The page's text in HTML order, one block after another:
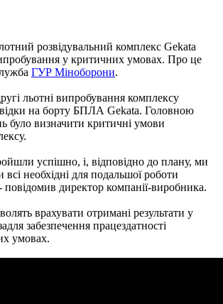
розвідувальний комплекс Gekata
у критичних умовах. Про це
ГУР Міноборони.
льотні випробування комплексу
на борту БПЛА Gekata. Головною
було визначити критичні умови
успішно, і, відповідно до плану, ми
всі необхідні для подальшої роботи
повідомив директор компанії-виробника.
врахувати отримані результати у
забезпечення працездатності
умовах.